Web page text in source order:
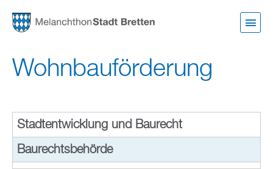
Wohnbauförderung
Stadtentwicklung und Baurecht
Baurechtsbehörde